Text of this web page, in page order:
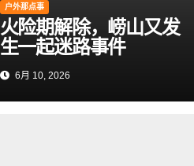
户外那点事
火险期解除，崂山又发
生一起迷路事件
6月 10, 2026